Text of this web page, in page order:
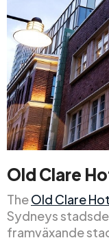
Old Clare
TheOld Clare
Sydneys
framväxande